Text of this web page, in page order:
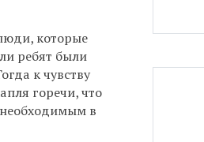
которые
ребят были
к чувству
горечи, что
необходимым в